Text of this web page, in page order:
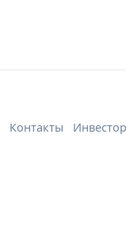
Контакты